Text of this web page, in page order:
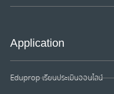
Application
Eduprop เรียนประเมินออนไลน์